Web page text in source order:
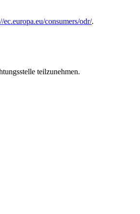
ec.europa.eu/consumers/odr/.
teilzunehmen.